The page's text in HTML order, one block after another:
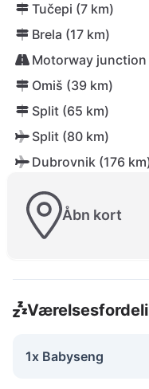
Tučepi (7 km)
Brela (17 km)
Motorway junction
Omiš (39 km)
Split (65 km)
Split (80 km)
Dubrovnik (176
Åbn kort
1x Babyseng